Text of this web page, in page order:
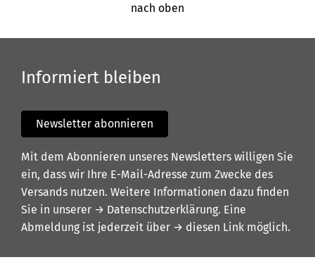
nach oben
Informiert bleiben
Newsletter abonnieren
Mit dem Abonnieren unseres Newsletters willigen Sie
ein, dass wir Ihre E-Mail-Adresse zum Zwecke des
Versands nutzen. Weitere Informationen dazu finden
Sie in unserer → Datenschutzerklärung. Eine
Abmeldung ist jederzeit über → diesen Link möglich.